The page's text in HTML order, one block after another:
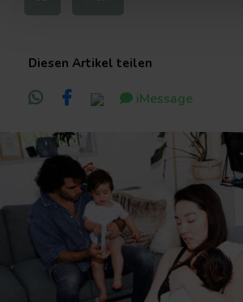
Diesen Artikel teilen
iMessage